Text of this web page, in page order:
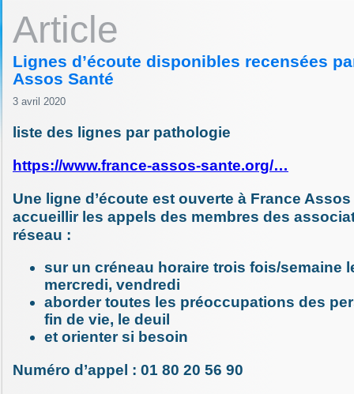
Article
Lignes d’écoute disponibles recensées
Assos Santé
3 avril 2020
liste des lignes par pathologie
https://www.france-assos-sante.org/…
Une ligne d’écoute est ouverte à France
accueillir les appels des membres des
réseau :
sur un créneau horaire trois fois/semaine
mercredi, vendredi
aborder toutes les préoccupations des
fin de vie, le deuil
et orienter si besoin
Numéro d’appel : 01 80 20 56 90